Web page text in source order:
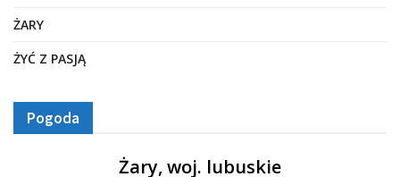
ŻARY
ŻYĆ Z PASJĄ
Pogoda
Żary, woj. lubuskie